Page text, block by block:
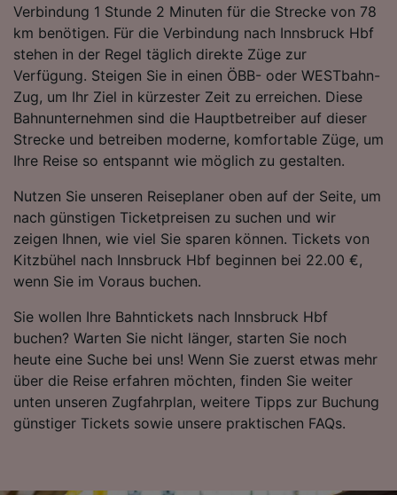
Verbindung 1 Stunde 2 Minuten für die Strecke von 78
km benötigen. Für die Verbindung nach Innsbruck Hbf
stehen in der Regel täglich direkte Züge zur
Verfügung. Steigen Sie in einen ÖBB- oder WESTbahn-
Zug, um Ihr Ziel in kürzester Zeit zu erreichen. Diese
Bahnunternehmen sind die Hauptbetreiber auf dieser
Strecke und betreiben moderne, komfortable Züge, um
Ihre Reise so entspannt wie möglich zu gestalten.
Nutzen Sie unseren Reiseplaner oben auf der Seite, um
nach günstigen Ticketpreisen zu suchen und wir
zeigen Ihnen, wie viel Sie sparen können. Tickets von
Kitzbühel nach Innsbruck Hbf beginnen bei 22.00 €,
wenn Sie im Voraus buchen.
Sie wollen Ihre Bahntickets nach Innsbruck Hbf
buchen? Warten Sie nicht länger, starten Sie noch
heute eine Suche bei uns! Wenn Sie zuerst etwas mehr
über die Reise erfahren möchten, finden Sie weiter
unten unseren Zugfahrplan, weitere Tipps zur Buchung
günstiger Tickets sowie unsere praktischen FAQs.
Folgendes bereitzustellen:
Verwendung genauer Standortdaten.
Endgeräteeigenschaften zur Identifikation
aktiv abfragen. Speichern von oder Zugriff auf
Informationen auf einem Endgerät.
Personalisierte Werbung und Inhalte, Messung
von Werbeleistung und der Performance von
Inhalten, Zielgruppenforschung sowie
Entwicklung und Verbesserung von
Liste der Partner (Lieferanten)